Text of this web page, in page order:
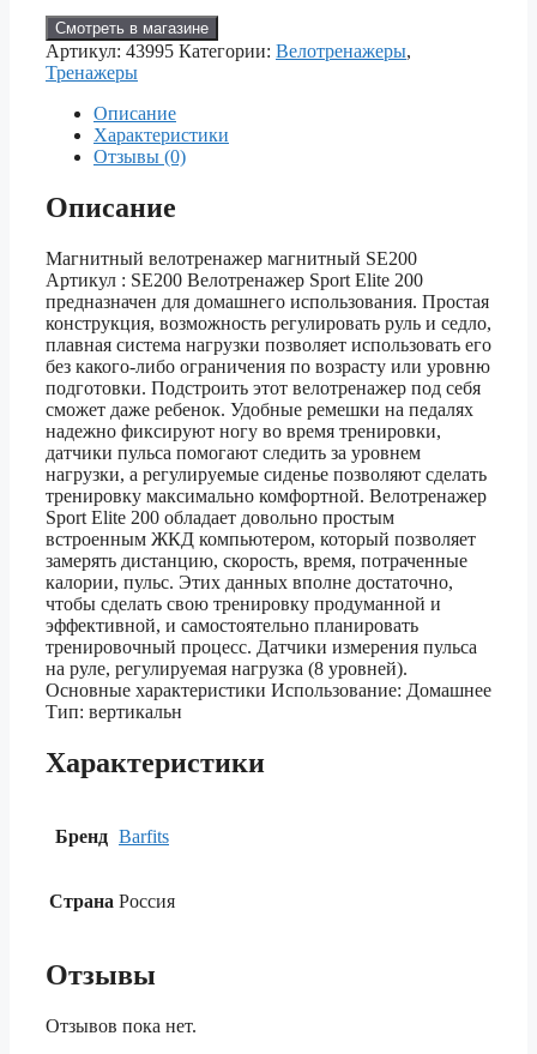
Смотреть в магазине
Артикул: 43995 Категории: Велотренажеры,
Тренажеры
Описание
Характеристики
Отзывы (0)
Описание
Магнитный велотренажер магнитный SE200
Артикул : SE200 Велотренажер Sport Elite 200
предназначен для домашнего использования. Простая
конструкция, возможность регулировать руль и седло,
плавная система нагрузки позволяет использовать его
без какого-либо ограничения по возрасту или уровню
подготовки. Подстроить этот велотренажер под себя
сможет даже ребенок. Удобные ремешки на педалях
надежно фиксируют ногу во время тренировки,
датчики пульса помогают следить за уровнем
нагрузки, а регулируемые сиденье позволяют сделать
тренировку максимально комфортной. Велотренажер
Sport Elite 200 обладает довольно простым
встроенным ЖКД компьютером, который позволяет
замерять дистанцию, скорость, время, потраченные
калории, пульс. Этих данных вполне достаточно,
чтобы сделать свою тренировку продуманной и
эффективной, и самостоятельно планировать
тренировочный процесс. Датчики измерения пульса
на руле, регулируемая нагрузка (8 уровней).
Основные характеристики Использование: Домашнее
Тип: вертикальн
Характеристики
Бренд Barfits
Страна Россия
Отзывы
Отзывов пока нет.